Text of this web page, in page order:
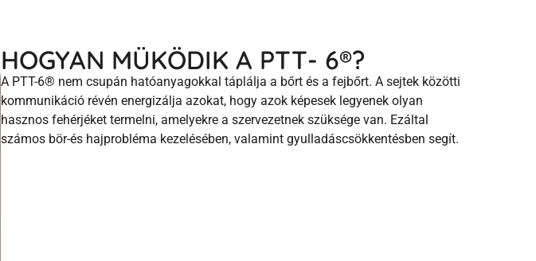
HOGYAN MÜKÖDIK A PTT- 6®?
A PTT-6® nem csupán hatóanyagokkal táplálja a bőrt és a fejbőrt. A sejtek közötti
kommunikáció révén energizálja azokat, hogy azok képesek legyenek olyan
hasznos fehérjéket termelni, amelyekre a szervezetnek szüksége van. Ezáltal
számos bör-és hajprobléma kezelésében, valamint gyulladáscsökkentésben segít.